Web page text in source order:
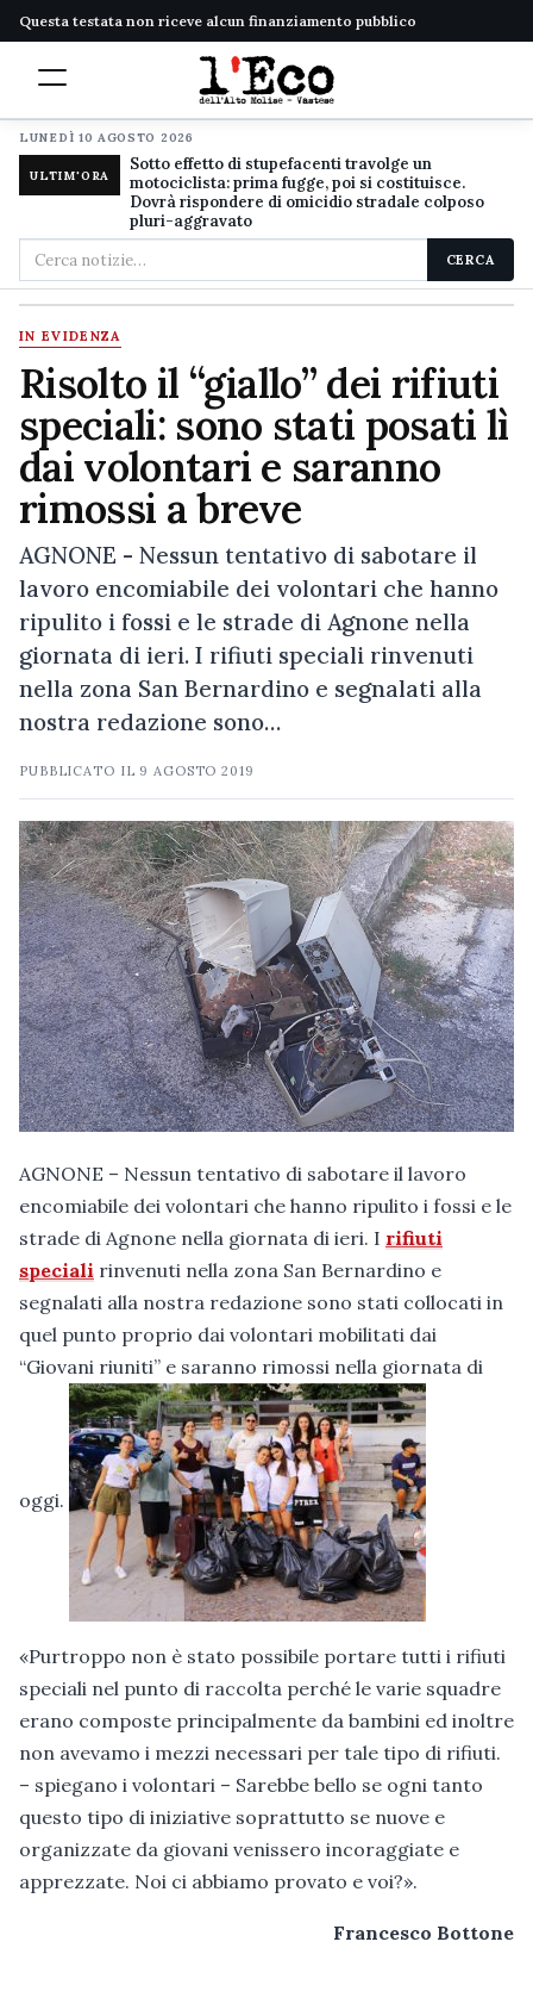
Questa testata non riceve alcun finanziamento pubblico
LUNEDÌ 10 AGOSTO 2026
ULTIM'ORA
Sotto effetto di stupefacenti travolge un
motociclista: prima fugge, poi si costituisce.
Dovrà rispondere di omicidio stradale colposo
pluri-aggravato
Cerca
nel
sito
CERCA
IN EVIDENZA
Risolto il “giallo” dei rifiuti
speciali: sono stati posati lì
dai volontari e saranno
rimossi a breve
AGNONE - Nessun tentativo di sabotare il
lavoro encomiabile dei volontari che hanno
ripulito i fossi e le strade di Agnone nella
giornata di ieri. I rifiuti speciali rinvenuti
nella zona San Bernardino e segnalati alla
nostra redazione sono…
PUBBLICATO IL 9 AGOSTO 2019
AGNONE – Nessun tentativo di sabotare il lavoro
encomiabile dei volontari che hanno ripulito i fossi e le
strade di Agnone nella giornata di ieri. I rifiuti
speciali rinvenuti nella zona San Bernardino e
segnalati alla nostra redazione sono stati collocati in
quel punto proprio dai volontari mobilitati dai
“Giovani riuniti” e saranno rimossi nella giornata di
oggi.
«Purtroppo non è stato possibile portare tutti i rifiuti
speciali nel punto di raccolta perché le varie squadre
erano composte principalmente da bambini ed inoltre
non avevamo i mezzi necessari per tale tipo di rifiuti.
– spiegano i volontari – Sarebbe bello se ogni tanto
questo tipo di iniziative soprattutto se nuove e
organizzate da giovani venissero incoraggiate e
apprezzate. Noi ci abbiamo provato e voi?».
Francesco Bottone